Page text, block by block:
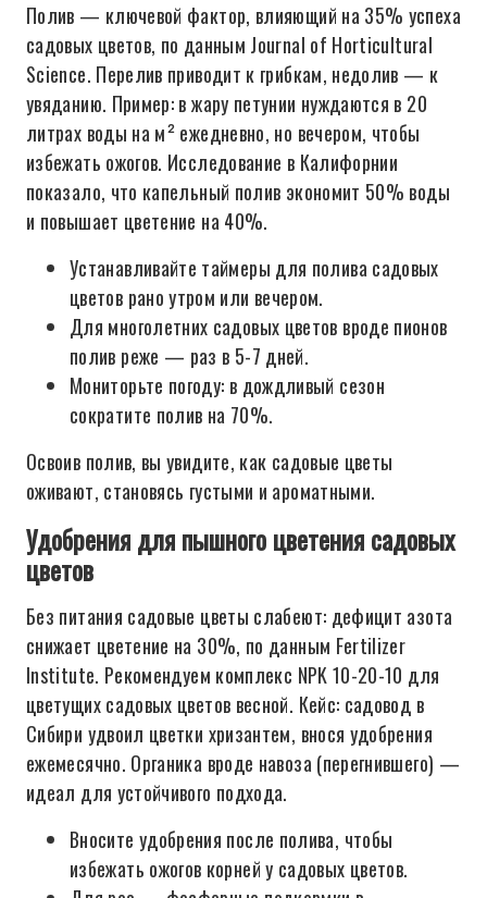
Полив — ключевой фактор, влияющий на 35% успеха
садовых цветов, по данным Journal of Horticultural
Science. Перелив приводит к грибкам, недолив — к
увяданию. Пример: в жару петунии нуждаются в 20
литрах воды на м² ежедневно, но вечером, чтобы
избежать ожогов. Исследование в Калифорнии
показало, что капельный полив экономит 50% воды
и повышает цветение на 40%.
Устанавливайте таймеры для полива садовых
цветов рано утром или вечером.
Для многолетних садовых цветов вроде пионов
полив реже — раз в 5-7 дней.
Мониторьте погоду: в дождливый сезон
сократите полив на 70%.
Освоив полив, вы увидите, как садовые цветы
оживают, становясь густыми и ароматными.
Удобрения для пышного цветения садовых
цветов
Без питания садовые цветы слабеют: дефицит азота
снижает цветение на 30%, по данным Fertilizer
Institute. Рекомендуем комплекс NPK 10-20-10 для
цветущих садовых цветов весной. Кейс: садовод в
Сибири удвоил цветки хризантем, внося удобрения
ежемесячно. Органика вроде навоза (перегнившего) —
идеал для устойчивого подхода.
Вносите удобрения после полива, чтобы
избежать ожогов корней у садовых цветов.